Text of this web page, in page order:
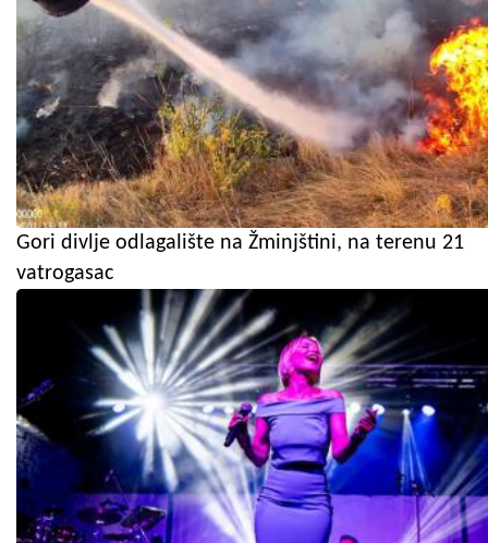
Gori divlje odlagalište na Žminjštini, na terenu 21
vatrogasac